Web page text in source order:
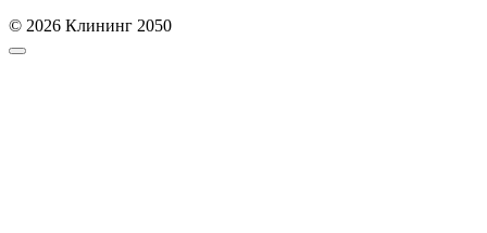
© 2026 Клининг 2050